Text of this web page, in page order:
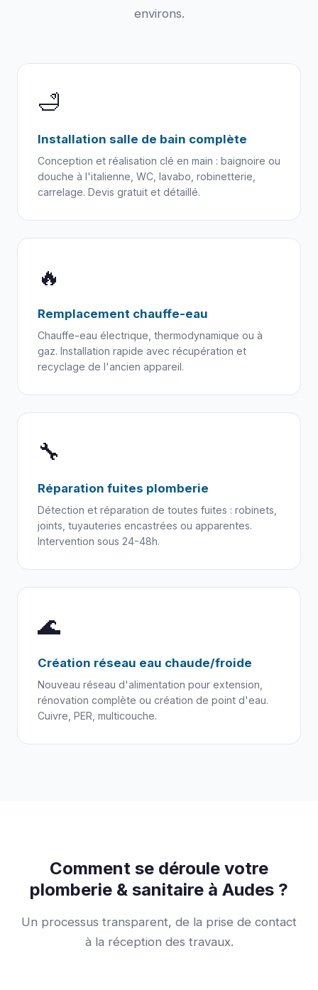
environs.
🛁
Installation salle de bain complète
Conception et réalisation clé en main : baignoire ou
douche à l'italienne, WC, lavabo, robinetterie,
carrelage. Devis gratuit et détaillé.
🔥
Remplacement chauffe-eau
Chauffe-eau électrique, thermodynamique ou à
gaz. Installation rapide avec récupération et
recyclage de l'ancien appareil.
🔧
Réparation fuites plomberie
Détection et réparation de toutes fuites : robinets,
joints, tuyauteries encastrées ou apparentes.
Intervention sous 24-48h.
🌊
Création réseau eau chaude/froide
Nouveau réseau d'alimentation pour extension,
rénovation complète ou création de point d'eau.
Cuivre, PER, multicouche.
Comment se déroule votre
plomberie & sanitaire à Audes ?
Un processus transparent, de la prise de contact
à la réception des travaux.